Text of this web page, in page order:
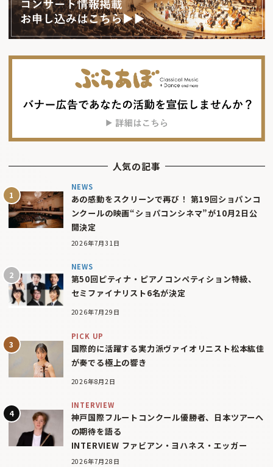
人気の記事
NEWS
あの感動をスクリーンで再び！ 第19回ショパンコ
ンクールの映画“ショパコンシネマ”が10月2日公
開決定
2026年7月31日
NEWS
第50回ピティナ・ピアノコンペティション特級、
セミファイナリスト6名が決定
2026年7月29日
PICK UP
国際的に活躍する実力派ヴァイオリニスト松本紘佳
が奏でる極上の響き
2026年8月2日
INTERVIEW
神戸国際フルートコンクール優勝者、日本ツアーへ
の期待を語る
INTERVIEW ファビアン・ヨハネス・エッガー
2026年7月28日